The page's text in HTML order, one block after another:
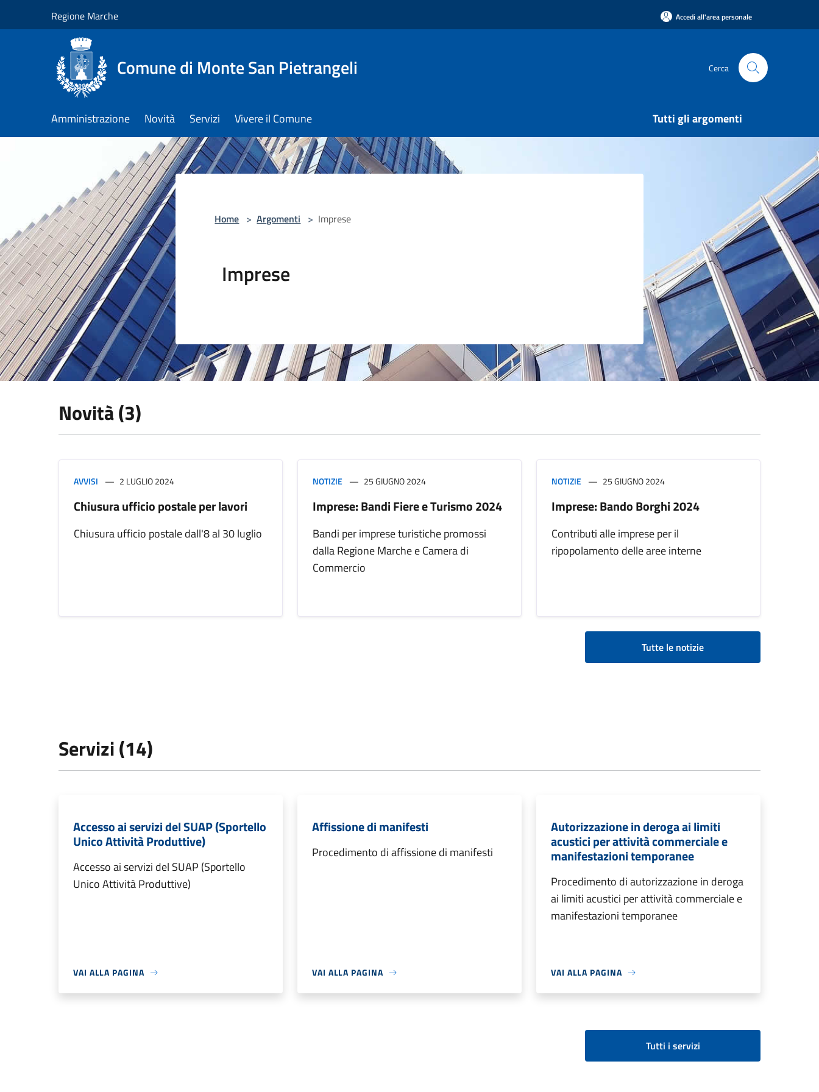
Regione Marche Accedi all'area personale
Comune di Monte San Pietrangeli Cerca
Amministrazione Novità Servizi Vivere il Comune Tutti gli argomenti
Home > Argomenti > Imprese
Imprese
Novità (3)
AVVISI 2 LUGLIO 2024
Chiusura ufficio postale per lavori
Chiusura ufficio postale dall'8 al 30 luglio
NOTIZIE 25 GIUGNO 2024
Imprese: Bandi Fiere e Turismo 2024
Bandi per imprese turistiche promossi
dalla Regione Marche e Camera di
Commercio
NOTIZIE 25 GIUGNO 2024
Imprese: Bando Borghi 2024
Contributi alle imprese per il
ripopolamento delle aree interne
Tutte le notizie
Servizi (14)
Accesso ai servizi del SUAP (Sportello
Unico Attività Produttive)
Accesso ai servizi del SUAP (Sportello
Unico Attività Produttive)
VAI ALLA PAGINA
Affissione di manifesti
Procedimento di affissione di manifesti
VAI ALLA PAGINA
Autorizzazione in deroga ai limiti
acustici per attività commerciale e
manifestazioni temporanee
Procedimento di autorizzazione in deroga
ai limiti acustici per attività commerciale e
manifestazioni temporanee
VAI ALLA PAGINA
Tutti i servizi